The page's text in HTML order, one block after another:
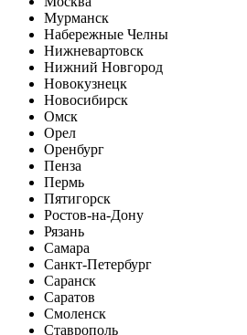
Мурманск
Набережные Челны
Нижневартовск
Нижний Новгород
Новокузнецк
Новосибирск
Омск
Орел
Оренбург
Пенза
Пермь
Пятигорск
Ростов-на-Дону
Рязань
Самара
Санкт-Петербург
Саранск
Саратов
Смоленск
Ставрополь